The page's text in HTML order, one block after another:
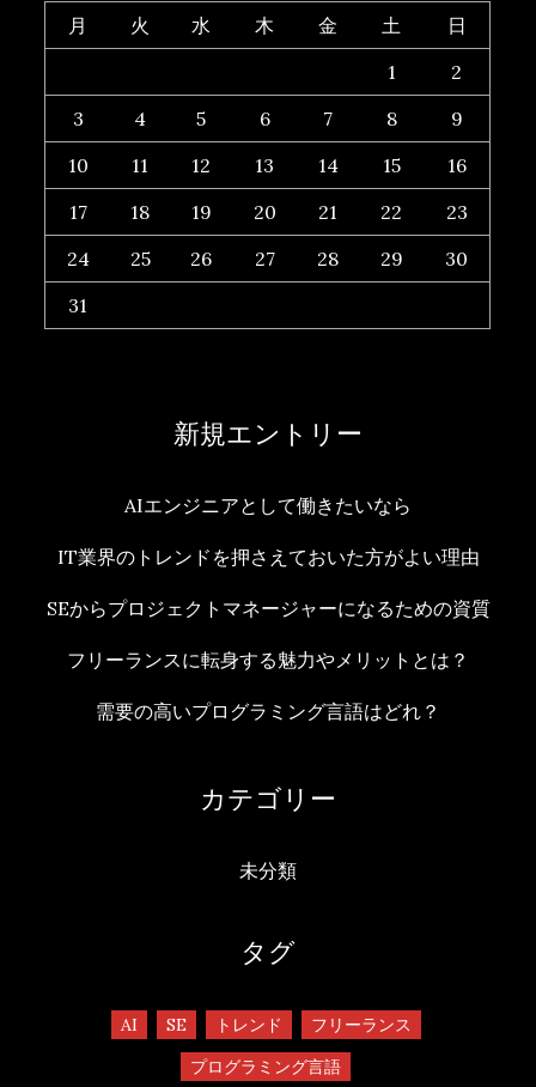
月 火 水 木 金 土
日
1
2
3
4 5 6 7 8
9
10
11 12 13 14 15
16
17
18 19 20 21 22
23
24
25 26 27 28 29
30
31
新規エントリー
AIエンジニアとして働きたいなら
IT業界のトレンドを押さえておいた方がよい理由
SEからプロジェクトマネージャーになるための資質
フリーランスに転身する魅力やメリットとは？
需要の高いプログラミング言語はどれ？
カテゴリー
未分類
タグ
AI SE トレンド
フリーランス
プログラミング言語